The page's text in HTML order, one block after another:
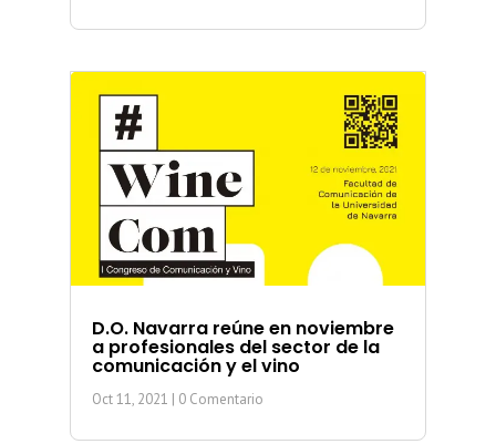
D.O. Navarra reúne en noviembre
a profesionales del sector de la
comunicación y el vino
Oct 11, 2021 | 0 Comentario